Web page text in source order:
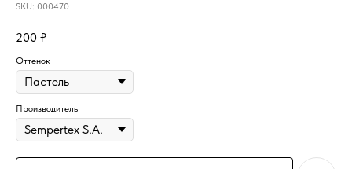
SKU: 000470
200 ₽
Оттенок
Производитель